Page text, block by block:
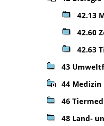
42.13
42.60
42.63
43
44 Medizin
46
48 Land-